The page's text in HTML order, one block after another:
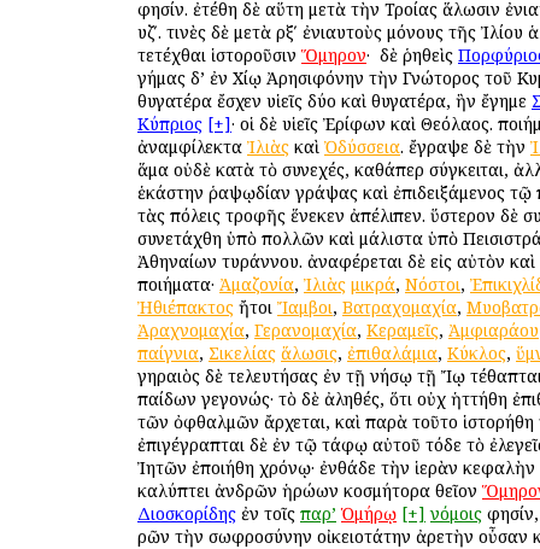
φησίν. ἐτέθη δὲ αὕτη μετὰ τὴν Τροίας ἅλωσιν
υζʹ. τινὲς δὲ μετὰ ρξʹ ἐνιαυτοὺς μόνους τῆς Ἰλίου
τετέχθαι ἱστοροῦσιν Ὅμηρον· ὁ δὲ ῥηθεὶς
γήμας δ’ ἐν Χίῳ Ἀρησιφόνην τὴν Γνώτορος τοῦ
θυγατέρα ἔσχεν υἱεῖς δύο καὶ θυγατέρα, ἣν ἔγημε
Κύπριος [+]· οἱ δὲ υἱεῖς Ἐρίφων καὶ Θεόλαος.
ἀναμφίλεκτα Ἰλιὰς καὶ Ὀδύσσεια. ἔγραψε δὲ τὴν
ἅμα οὐδὲ κατὰ τὸ συνεχές, καθάπερ σύγκειται,
ἑκάστην ῥαψῳδίαν γράψας καὶ ἐπιδειξάμενος τῷ
τὰς πόλεις τροφῆς ἕνεκεν ἀπέλιπεν. ὕστερον δὲ
συνετάχθη ὑπὸ πολλῶν καὶ μάλιστα ὑπὸ
Ἀθηναίων τυράννου. ἀναφέρεται δὲ εἰς αὐτὸν
ποιήματα· Ἀμαζονία, Ἰλιὰς μικρά, Νόστοι,
Ἠθιέπακτος ἤτοι Ἴαμβοι, Βατραχομαχία,
Ἀραχνομαχία, Γερανομαχία, Κεραμεῖς, Ἀμφιαράου
παίγνια, Σικελίας ἅλωσις, ἐπιθαλάμια, Κύκλος,
γηραιὸς δὲ τελευτήσας ἐν τῇ νήσῳ τῇ Ἴῳ
παίδων γεγονώς· τὸ δὲ ἀληθές, ὅτι οὐχ ἡττήθη
τῶν ὀφθαλμῶν ἄρχεται, καὶ παρὰ τοῦτο ἱστορήθη
ἐπιγέγραπται δὲ ἐν τῷ τάφῳ αὐτοῦ τόδε τὸ
Ἰητῶν ἐποιήθη χρόνῳ· ἐνθάδε τὴν ἱερὰν κεφαλὴν
καλύπτει ἀνδρῶν ἡρώων κοσμήτορα θεῖον
Διοσκορίδης ἐν τοῖς παρ’ Ὁμήρῳ [+] νόμοις
ὁρῶν τὴν σωφροσύνην οἰκειοτάτην ἀρετὴν οὖσαν